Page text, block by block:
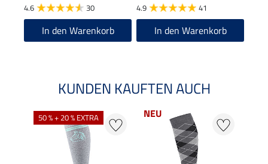
4.6 30
In den Warenkorb
4.9 41
In den Warenkorb
KUNDEN KAUFTEN AUCH
50 % + 20 % EXTRA NEU